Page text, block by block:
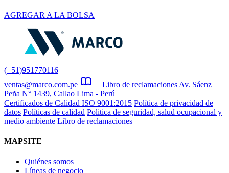
AGREGAR A LA BOLSA
(+51)951770116
ventas@marco.com.pe
Libro de reclamaciones Av. Sáenz
Peña N° 1439, Callao Lima - Perú
Certificados de Calidad ISO 9001:2015 Política de privacidad de
datos Políticas de calidad Politica de seguridad, salud ocupacional y
medio ambiente Libro de reclamaciones
MAPSITE
Quiénes somos
Líneas de negocio